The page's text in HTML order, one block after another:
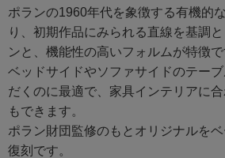
ポランの1960年代を象徴する有機的
り、初期作品にみられる直線を基調
ンと、機能性の高いフォルムが特徴で
ベッドサイドやソファサイドのテー
だくのに最適で、家具インテリアに
もできます。
ポラン財団監修のもとオリジナルを
復刻です。